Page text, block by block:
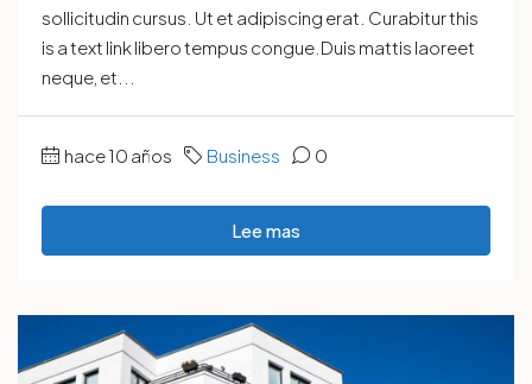
sollicitudin cursus. Ut et adipiscing erat. Curabitur this
is a text link libero tempus congue.Duis mattis laoreet
neque, et...
hace 10 años Business 0
Lee mas